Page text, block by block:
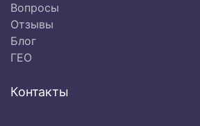
Вопросы
Отзывы
Блог
ГЕО
Контакты